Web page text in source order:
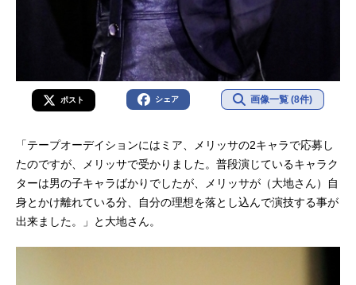
ポスト シェア 画像一覧 (8件)
「テープオーデイションにはミア、メリッサの2キャラで応募し
たのですが、メリッサで受かりました。普段演じているキャラク
ターは男の子キャラばかりでしたが、メリッサが（大地さん）自
身とかけ離れている分、自分の理想を落とし込んで演技する事が
出来ました。」と大地さん。